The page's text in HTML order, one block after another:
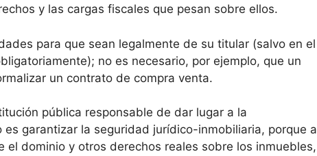
y las cargas fiscales que pesan sobre ellos.
para que sean legalmente de su titular (salvo en el
no es necesario, por ejemplo, que un
un contrato de compra venta.
pública responsable de dar lugar a la
es garantizar la seguridad jurídico-inmobiliaria, porque a
dominio y otros derechos reales sobre los inmuebles,